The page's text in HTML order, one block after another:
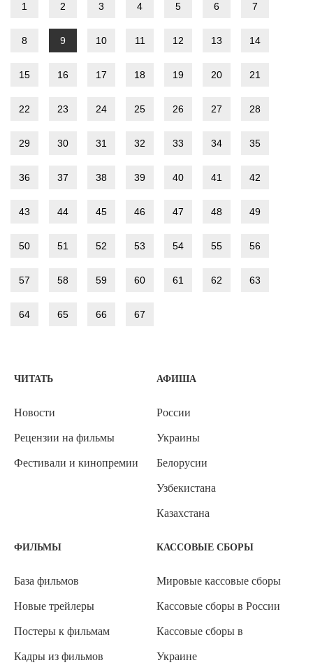
1 2 3 4 5 6 7
8 9 10 11 12 13 14
15 16 17 18 19 20 21
22 23 24 25 26 27 28
29 30 31 32 33 34 35
36 37 38 39 40 41 42
43 44 45 46 47 48 49
50 51 52 53 54 55 56
57 58 59 60 61 62 63
64 65 66 67
ЧИТАТЬ
Новости
Рецензии на фильмы
Фестивали и кинопремии
АФИША
России
Украины
Белорусии
Узбекистана
Казахстана
ФИЛЬМЫ
База фильмов
Новые трейлеры
Постеры к фильмам
Кадры из фильмов
КАССОВЫЕ СБОРЫ
Мировые кассовые сборы
Кассовые сборы в России
Кассовые сборы в
Украине